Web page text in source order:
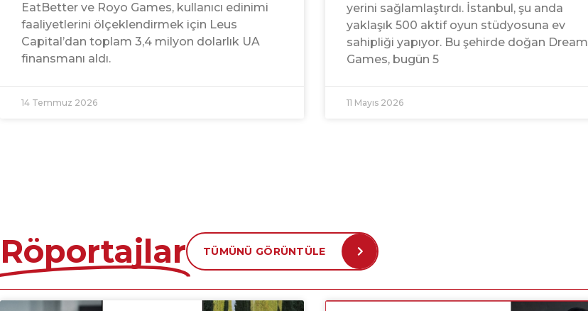
EatBetter ve Royo Games, kullanıcı edinimi
faaliyetlerini ölçeklendirmek için Leus
Capital’dan toplam 3,4 milyon dolarlık UA
finansmanı aldı.
14 Temmuz 2026
yerini sağlamlaştırdı. İstanbul, şu anda
yaklaşık 500 aktif oyun stüdyosuna ev
sahipliği yapıyor. Bu şehirde doğan Dream
Games, bugün 5
11 Mayıs 2026
Röportajlar TÜMÜNÜ GÖRÜNTÜLE